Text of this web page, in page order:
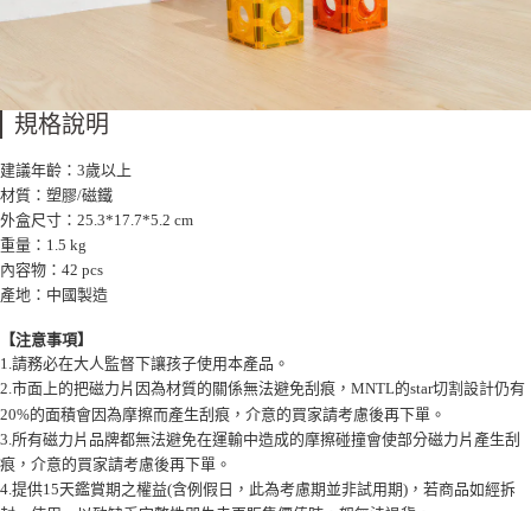
規格說明
建議年齡：3歲以上
材質：塑膠/磁鐵
外盒尺寸：25.3*17.7*5.2 cm
重量：1.5 kg
內容物：42 pcs
產地：中國製造
【注意事項】
1.請務必在大人監督下讓孩子使用本產品。
2.市面上的把磁力片因為材質的關係無法避免刮痕，MNTL的star切割設計仍有
20%的面積會因為摩擦而產生刮痕，介意的買家請考慮後再下單。
3.所有磁力片品牌都無法避免在運輸中造成的摩擦碰撞會使部分磁力片產生刮
痕，介意的買家請考慮後再下單。
4.提供15天鑑賞期之權益(含例假日，此為考慮期並非試用期)，若商品如經拆